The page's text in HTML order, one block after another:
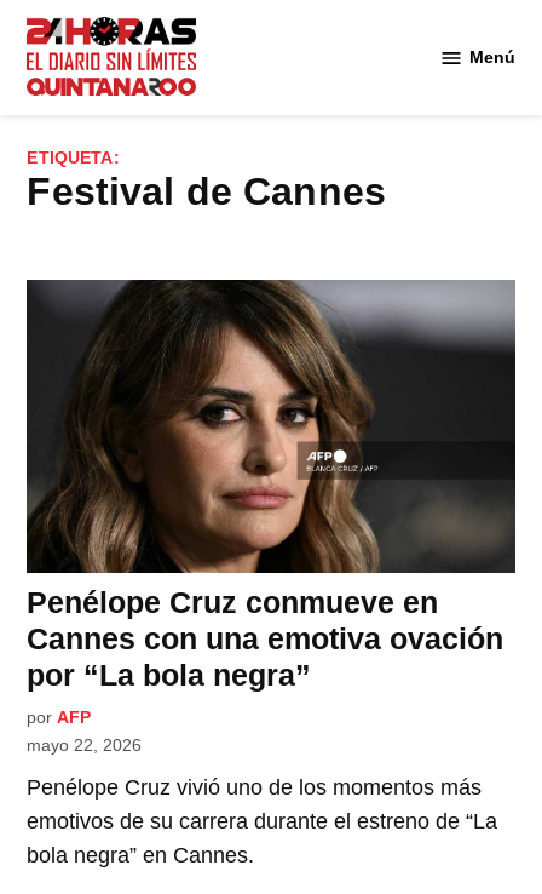
Saltar
contenido
Menú
ETIQUETA:
Festival de Cannes
Penélope Cruz conmueve en
Cannes con una emotiva ovación
por “La bola negra”
por AFP
mayo 22, 2026
Penélope Cruz vivió uno de los momentos más
emotivos de su carrera durante el estreno de “La
bola negra” en Cannes.